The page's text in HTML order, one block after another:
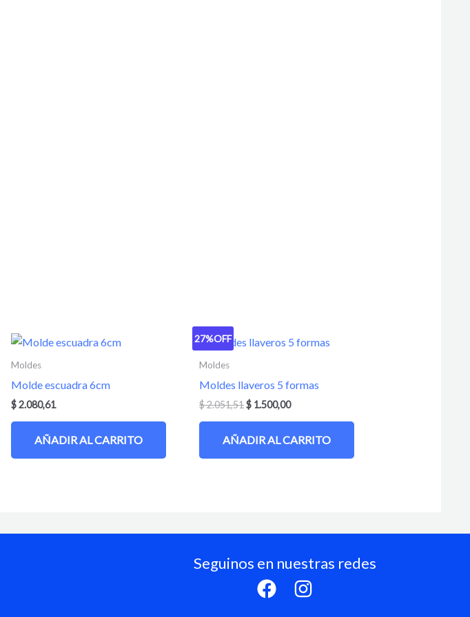
Moldes
Molde escuadra 6cm
$2.080,61
AÑADIR AL CARRITO
27%OFF
Moldes
Moldes llaveros 5 formas
$2.051,51$ 1.500,00
AÑADIR AL CARRITO
Seguinos en nuestras redes